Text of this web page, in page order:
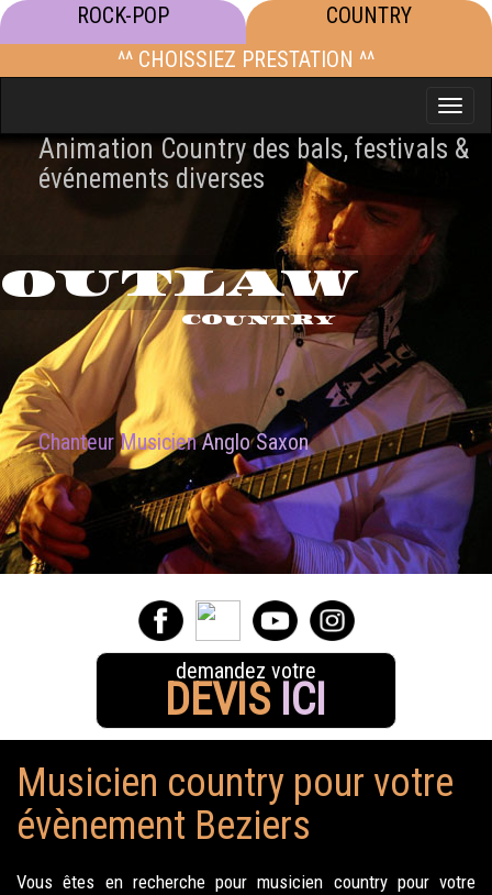
ROCK-POP
COUNTRY
^^ CHOISSIEZ PRESTATION ^^
Toggle
Animation Country des bals, festivals &
événements diverses
OUTLAW
COUNTRY
Chanteur MusicienAnglo Saxon
demandez votre
DEVIS ICI
Musicien country pour votre
évènement Beziers
Vous êtes en recherche pour musicien country pour votre